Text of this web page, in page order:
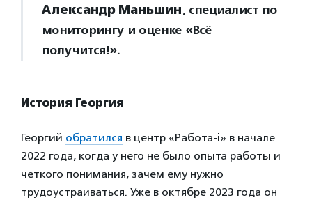
Александр Маньшин, специалист по
мониторингу и оценке «Всё
получится!».
История Георгия
Георгий обратился в центр «Работа-i» в начале
2022 года, когда у него не было опыта работы и
четкого понимания, зачем ему нужно
трудоустраиваться. Уже в октябре 2023 года он